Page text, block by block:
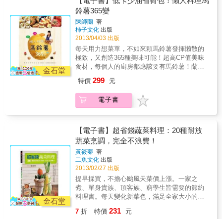
*一看就懂的知識全圖解從挑選、保存、處理到
用法，1500張以上清楚圖解，立刻學會各種蔬
菜的辨別方法及料理秘訣。*新手也能做好菜，
收錄108道美味料理善用蔬菜風味，簡單烹調就
美味。108道最好上手的創意食譜。好吃，就這
麼簡單！
絕對是最佳的選擇。◆ 平價方便取得：馬鈴薯
平價又有飽足感，備個幾顆放家裡，省荷包又
可以不挨餓。◆ 料理方式簡單：適合料理新
手，戰勝馬鈴薯就是掌控廚房的第一步啦！◆
風味百吃不厭：馬鈴薯可不只是炸薯條好吃，
適合與各式食材、香草、調味料搭配，料理方
式多變而且充滿驚喜，從主食、輕食、菜餚、
點心、湯品都可，皆有其獨特迷人滋味。◆ 營
養而且低卡：富含維生素B群、維生素C、□、
質蛋白質等；而且──脂肪含量僅0.1%，只要不
下油鍋狠炸，還是熱量超低的減肥聖品！從飽
足主食、下飯好菜、爽口輕食、懶人涼拌，到
要30元上菜還是10分鐘搞定，不論是小孩帶便
當、招待親朋好友，或是犒賞自己吃頓豪華
的，馬鈴薯在手，都可以辦得到！馬鈴薯有這
麼多迷人之處，也難怪蘭姆會想天天吃、餐餐
吃、連點心時間都想吃……這下子問題來了，
再美味的食物都有吃膩的時候，就算蘭姆不
膩，蘭姆身邊的人也會膩，那麼，要怎麼吃才
不會讓身邊的人發現自己其實天天都在吃馬鈴
蔬菜絲】，用墨西哥餅皮捲就成了郊遊餐盒的
金石堂
鈴薯365變
陳師蘭 著
柿子文化 出版
2013/04/03 出版
每天用力想菜單，不如來顆馬鈴薯發揮懶散的
極致，又創造365種美味可能！超高CP值美味
食材，每個人的廚房都應該要有馬鈴薯！蘭姆
的瘋狂熱愛──據說已達「只要幾天不見她，就
彷彿身邊缺少了什麼，每次見到她，眼光就再
也難以離開，只想緊握住她，將她變成生命的
天買不到新鮮葉菜類時，可長期保存的馬鈴薯
絕對是最佳的選擇。◆ 平價方便取得：馬鈴薯
平價又有飽足感，備個幾顆放家裡，省荷包又
可以不挨餓。◆ 料理方式簡單：適合料理新
手，戰勝馬鈴薯就是掌控廚房的第一步啦！◆
風味百吃不厭：馬鈴薯可不只是炸薯條好吃，
適合與各式食材、香草、調味料搭配，料理方
式多變而且充滿驚喜，從主食、輕食、菜餚、
點心、湯品都可，皆有其獨特迷人滋味。◆ 營
養而且低卡：富含維生素B群、維生素C、□、
特價 299 元
電子書
金石堂
【電子書】超省錢蔬菜料理：20種耐放
蔬菜烹調，完全不浪費！
黃筱蓁 著
二魚文化 出版
2013/02/27 出版
提早採買，不擔心颱風天菜價上漲。一家之
煮、單身貴族、頂客族、窮學生皆需要的節約
料理書。每天變化新菜色，滿足全家大小的胃
讓廚房世界變得更有趣！物價一直漲，只聽到
7 折 特價 231 元